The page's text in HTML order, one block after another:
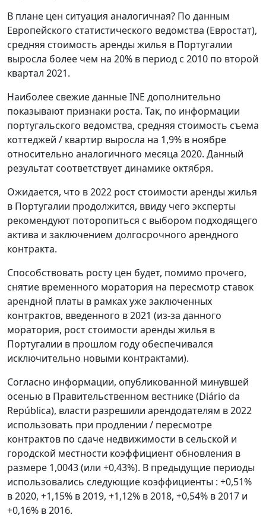
В плане цен ситуация аналогичная? По данным
Европейского статистического ведомства (Евростат),
средняя стоимость аренды жилья в Португалии
выросла более чем на 20% в период с 2010 по второй
квартал 2021.
Наиболее свежие данные INE дополнительно
показывают признаки роста. Так, по информации
португальского ведомства, средняя стоимость съема
коттеджей / квартир выросла на 1,9% в ноябре
относительно аналогичного месяца 2020. Данный
результат соответствует динамике октября.
Ожидается, что в 2022 рост стоимости аренды жилья
в Португалии продолжится, ввиду чего эксперты
рекомендуют поторопиться с выбором подходящего
актива и заключением долгосрочного арендного
контракта.
Способствовать росту цен будет, помимо прочего,
снятие временного моратория на пересмотр ставок
арендной платы в рамках уже заключенных
контрактов, введенного в 2021 (из-за данного
моратория, рост стоимости аренды жилья в
Португалии в прошлом году обеспечивался
исключительно новыми контрактами).
Согласно информации, опубликованной минувшей
осенью в Правительственном вестнике (Diário da
República), власти разрешили арендодателям в 2022
использовать при продлении / пересмотре
контрактов по сдаче недвижимости в сельской и
городской местности коэффициент обновления в
размере 1,0043 (или +0,43%). В предыдущие периоды
использовались следующие коэффициенты : +0,51%
в 2020, +1,15% в 2019, +1,12% в 2018, +0,54% в 2017 и
+0,16% в 2016.